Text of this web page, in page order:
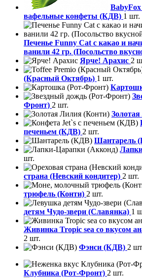
вафельные конфеты (КДВ) 1 шт.
Печенье Funny Сat с какао и
ванили 42 гр. (Посольство
Ярче! Арахис 2
(Красный Октябрь) 1 шт.
Фронт) 2 шт.
печеньем (КДВ) 2 шт.
Шантарель
шт.
страна (Невский кондитер) 2 шт.
трюфель (Конти) 2 шт.
детям Чудо-звери (Славянка) 1
Живинка Tropic sea со вкусом
2 шт.
Фэнси (КДВ) 2
Клубника (Рот-Фронт) 2 шт.